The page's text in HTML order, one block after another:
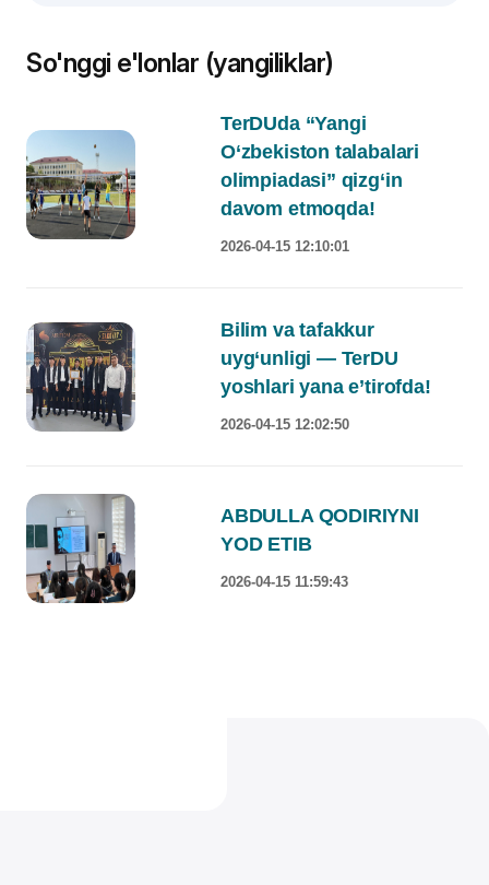
So'nggi e'lonlar (yangiliklar)
TerDUda “Yangi
O‘zbekiston talabalari
olimpiadasi” qizg‘in
davom etmoqda!
2026-04-15 12:10:01
Bilim va tafakkur
uyg‘unligi — TerDU
yoshlari yana e’tirofda!
2026-04-15 12:02:50
ABDULLA QODIRIYNI
YOD ETIB
2026-04-15 11:59:43